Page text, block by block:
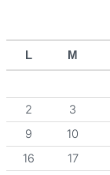
L M
2
3
9
10
16
17